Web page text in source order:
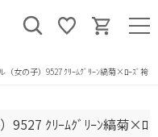
（女の子）9527 ｸﾘｰﾑｸﾞﾘｰﾝ縞菊×ﾛｰｽﾞ袴
9527 ｸﾘｰﾑｸﾞﾘｰﾝ縞菊×ﾛ